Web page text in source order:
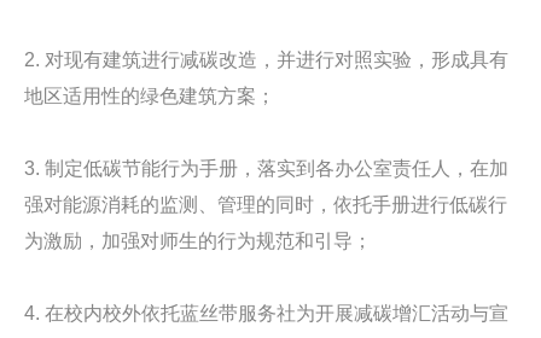
2. 对现有建筑进行减碳改造，并进行对照实验，形成具有
地区适用性的绿色建筑方案；
3. 制定低碳节能行为手册，落实到各办公室责任人，在加
强对能源消耗的监测、管理的同时，依托手册进行低碳行
为激励，加强对师生的行为规范和引导；
4. 在校内校外依托蓝丝带服务社为开展减碳增汇活动与宣